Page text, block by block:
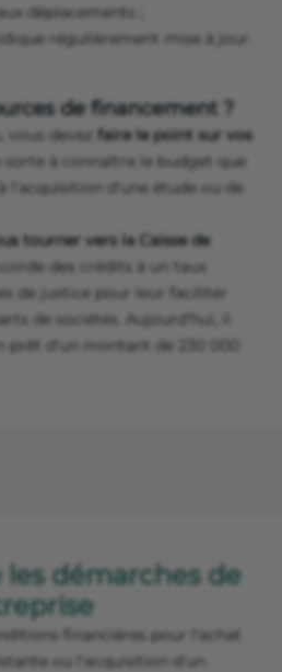
déplacements ;
régulièrement mise à jour.
de financement ?
vous devez faire le point sur vos
sorte à connaître le budget que
l'acquisition d'une étude ou de
tourner vers la Caisse de
des crédits à un taux
de justice pour leur faciliter
de sociétés. Aujourd'hui, il
prêt d'un montant de 230 000
les démarches de
financières pour l'achat
ou l'acquisition d'un